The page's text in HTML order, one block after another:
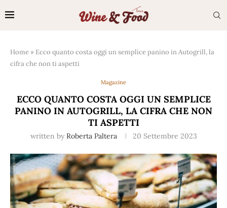
Home » Ecco quanto costa oggi un semplice panino in Autogrill, la
cifra che non ti aspetti
Magazine
ECCO QUANTO COSTA OGGI UN SEMPLICE
PANINO IN AUTOGRILL, LA CIFRA CHE NON
TI ASPETTI
written by Roberta Paltera 20 Settembre 2023